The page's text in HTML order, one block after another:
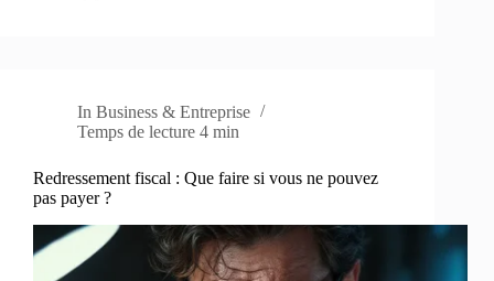
In Business & Entreprise
Temps de lecture 4 min
Redressement fiscal : Que faire si vous ne pouvez
pas payer ?